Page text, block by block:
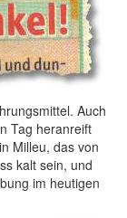
Auch
Tag heranreift
Milleu, das von
kalt sein, und
im heutigen